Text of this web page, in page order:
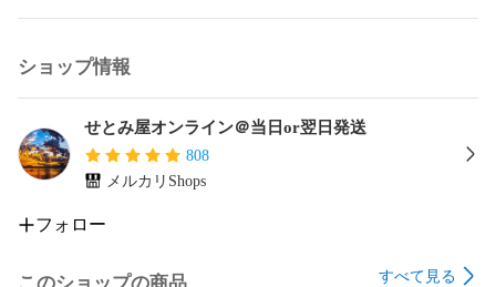
ショップ情報
せとみ屋オンライン＠当日or翌日発送
808
メルカリShops
フォロー
すべて見る